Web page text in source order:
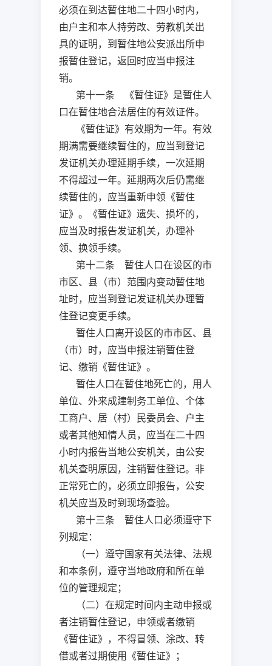
必须在到达暂住地二十四小时内，
由户主和本人持劳改、劳教机关出
具的证明，到暂住地公安派出所申
报暂住登记，返回时应当申报注
销。
第十一条 《暂住证》是暂住人
口在暂住地合法居住的有效证件。
《暂住证》有效期为一年。有效
期满需要继续暂住的，应当到登记
发证机关办理延期手续，一次延期
不得超过一年。延期两次后仍需继
续暂住的，应当重新申领《暂住
证》。《暂住证》遗失、损坏的，
应当及时报告发证机关，办理补
领、换领手续。
第十二条 暂住人口在设区的市
市区、县（市）范围内变动暂住地
址时，应当到登记发证机关办理暂
住登记变更手续。
暂住人口离开设区的市市区、县
（市）时，应当申报注销暂住登
记、缴销《暂住证》。
暂住人口在暂住地死亡的，用人
单位、外来成建制务工单位、个体
工商户、居（村）民委员会、户主
或者其他知情人员，应当在二十四
小时内报告当地公安机关，由公安
机关查明原因，注销暂住登记。非
正常死亡的，必须立即报告，公安
机关应当及时到现场查验。
第十三条 暂住人口必须遵守下
列规定：
（一）遵守国家有关法律、法规
和本条例，遵守当地政府和所在单
位的管理规定；
（二）在规定时间内主动申报或
者注销暂住登记，申领或者缴销
《暂住证》，不得冒领、涂改、转
借或者过期使用《暂住证》；